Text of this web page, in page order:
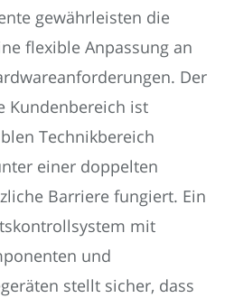
gewährleisten die
flexible Anpassung an
Der
Kundenbereich ist
Technikbereich
einer doppelten
Barriere fungiert. Ein
mit
und
stellt sicher, dass